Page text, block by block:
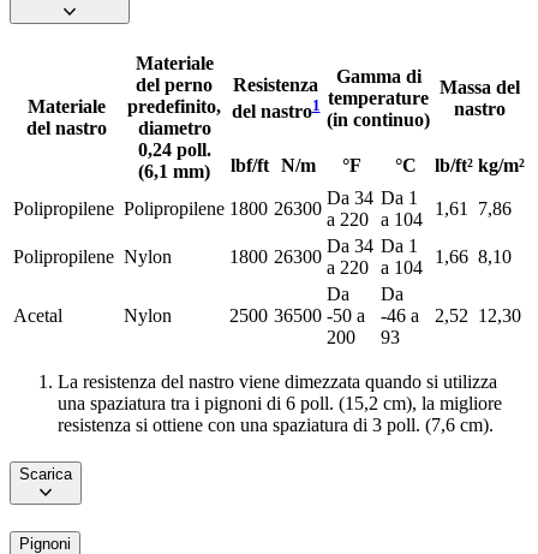
Materiale
del nastro
Materiale
del perno
predefinito,
diametro
0,24 poll.
(6,1 mm)
Resistenza
del nastro1
Gamma di
temperature
(in continuo)
Massa del
nastro
lbf/ft N/m °F °C lb/ft² kg/m²
Polipropilene Polipropilene 1800 26300
Da 34
a 220
Da 1
a 104
1,61 7,86
Polipropilene Nylon 1800 26300
Da 34
a 220
Da 1
a 104
1,66 8,10
Acetal Nylon 2500 36500
Da
-50 a
200
Da
-46 a
93
2,52 12,30
La resistenza del nastro viene dimezzata quando si utilizza
una spaziatura tra i pignoni di 6 poll. (15,2 cm), la migliore
resistenza si ottiene con una spaziatura di 3 poll. (7,6 cm).
Scarica
Pignoni